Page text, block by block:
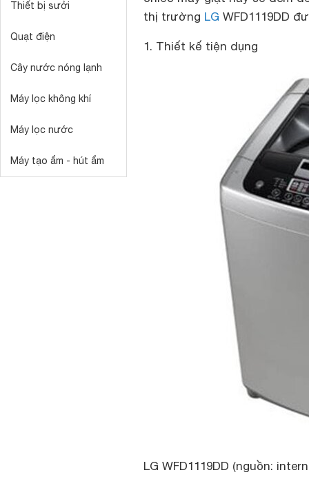
Thiết bị sưởi
Quạt điện
Cây nước nóng lạnh
Máy lọc không khí
Máy lọc nước
Máy tạo ẩm - hút ẩm
thị trường LG WFD1119DD
1. Thiết kế tiện dụng
LG WFD1119DD (nguồn: